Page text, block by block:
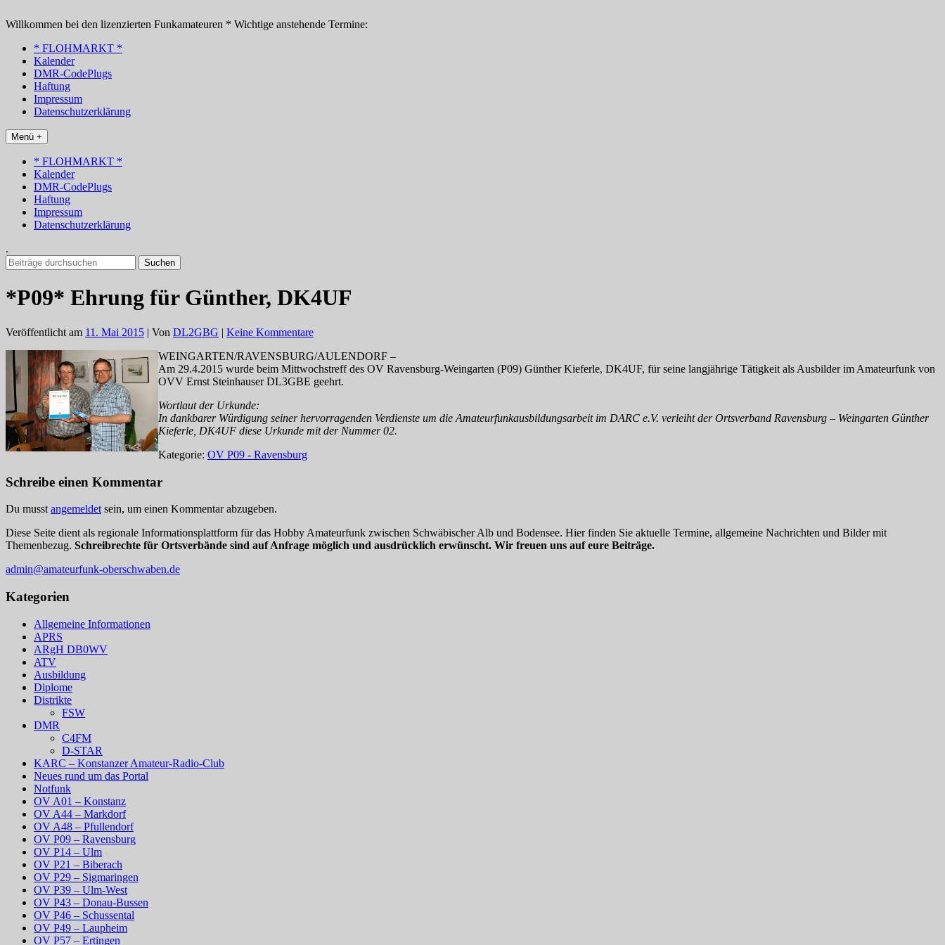
Inhalt
Willkommen bei den lizenzierten Funkamateuren * Wichtige anstehende Termine:
* FLOHMARKT *
Kalender
DMR-CodePlugs
Haftung
Impressum
Datenschutzerklärung
Menü +
* FLOHMARKT *
Kalender
DMR-CodePlugs
Haftung
Impressum
Datenschutzerklärung
.
Suchen
nach:
*P09* Ehrung für Günther, DK4UF
Veröffentlicht am 11. Mai 2015 | Von DL2GBG | Keine Kommentare
WEINGARTEN/RAVENSBURG/AULENDORF –
Am 29.4.2015 wurde beim Mittwochstreff des OV Ravensburg-Weingarten (P09) Günther Kieferle, DK4UF, für seine langjährige Tätigkeit als Ausbilder im Amateurfunk von
OVV Ernst Steinhauser DL3GBE geehrt.
Wortlaut der Urkunde:
In dankbarer Würdigung seiner hervorragenden Verdienste um die Amateurfunkausbildungsarbeit im DARC e.V. verleiht der Ortsverband Ravensburg – Weingarten Günther
Kieferle, DK4UF diese Urkunde mit der Nummer 02.
Kategorie: OV P09 - Ravensburg
Schreibe einen Kommentar
Du musst angemeldet sein, um einen Kommentar abzugeben.
Diese Seite dient als regionale Informationsplattform für das Hobby Amateurfunk zwischen Schwäbischer Alb und Bodensee. Hier finden Sie aktuelle Termine, allgemeine Nachrichten und Bilder mit
Themenbezug. Schreibrechte für Ortsverbände sind auf Anfrage möglich und ausdrücklich erwünscht. Wir freuen uns auf eure Beiträge.
admin@amateurfunk-oberschwaben.de
Kategorien
Allgemeine Informationen
APRS
ARgH DB0WV
ATV
Ausbildung
Diplome
Distrikte
FSW
DMR
C4FM
D-STAR
KARC – Konstanzer Amateur-Radio-Club
Neues rund um das Portal
Notfunk
OV A01 – Konstanz
OV A44 – Markdorf
OV A48 – Pfullendorf
OV P09 – Ravensburg
OV P14 – Ulm
OV P21 – Biberach
OV P29 – Sigmaringen
OV P39 – Ulm-West
OV P43 – Donau-Bussen
OV P46 – Schussental
OV P49 – Laupheim
OV P57 – Ertingen